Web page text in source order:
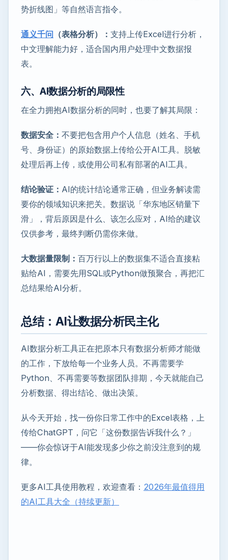
势折线图」等自然语言指令。
通义千问 （表格分析）： 支持上传Excel进行分析，
中文理解能力好，适合国内用户处理中文数据报
表。
六、AI数据分析的局限性
在全力拥抱AI数据分析的同时，也要了解其局限：
数据安全： 不要把包含用户个人信息（姓名、手机
号、身份证）的原始数据上传给公开AI工具。脱敏
处理后再上传，或使用公司私有部署的AI工具。
结论验证： AI的统计结论通常正确，但业务解读需
要你的领域知识来把关。数据说「华东地区销量下
滑」，背后原因是什么、该怎么应对，AI给的建议
仅供参考，最终判断仍需你来做。
大数据量限制： 百万行以上的数据集不适合直接粘
贴给AI，需要先用SQL或Python做预聚合，再把汇
总结果给AI分析。
总结：AI让数据分析民主化
AI数据分析工具正在把原本只有数据分析师才能做
的工作，下放给每一个业务人员。不再需要学
Python、不再需要等数据团队排期，今天就能自己
分析数据、得出结论、做出决策。
从今天开始，找一份你日常工作中的Excel表格，上
传给ChatGPT，问它「这份数据告诉我什么？」
——你会惊讶于AI能发现多少你之前没注意到的规
律。
更多AI工具使用教程，欢迎查看： 2026年最值得用
的AI工具大全（持续更新）